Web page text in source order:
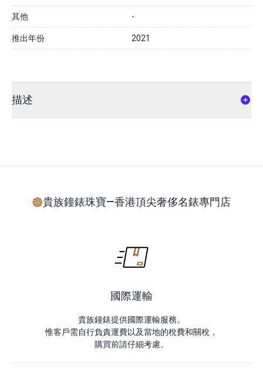
其他 -
推出年份 2021
描述
貴族鐘錶珠寶—香港頂尖奢侈名錶專門店
國際運輸
貴族鐘錶提供國際運輸服務。
惟客戶需自行負責運費以及當地的稅費和關稅，
購買前請仔細考慮。